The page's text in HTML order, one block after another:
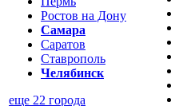
Ростов на Дону
Самара
Саратов
Ставрополь
Челябинск
еще 22 города